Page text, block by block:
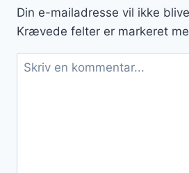
Din e-mailadresse vil ikke
Krævede felter er markeret